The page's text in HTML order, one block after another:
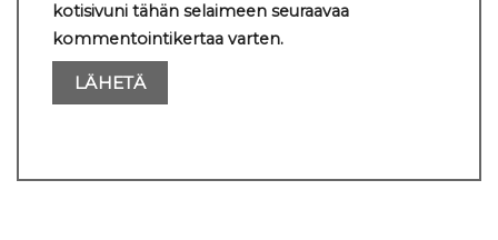
kotisivuni tähän selaimeen seuraavaa
kommentointikertaa varten.